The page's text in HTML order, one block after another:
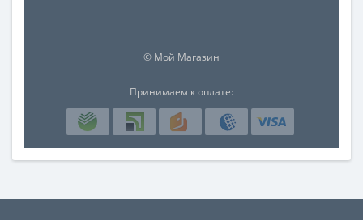
© Мой Магазин
Принимаем к оплате: